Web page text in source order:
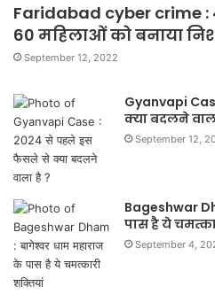
Faridabad cyber crime :
60 महिलाओं को बनाया
September 12, 2022
Gyanvapi
क्या बदलने
September 12,
Bageshwar
पास है ये
September 4,